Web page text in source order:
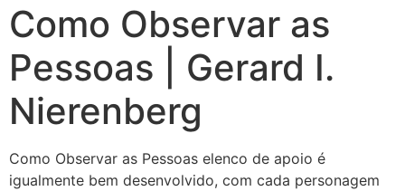
Como Observar as
Pessoas | Gerard I.
Nierenberg
Como Observar as Pessoas elenco de apoio é
igualmente bem desenvolvido, com cada personagem